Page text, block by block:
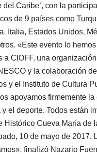
del Caribe’, con la
de 9 países como
Italia, Estados Unidos,
«Este evento lo
a CIOFF, una
y la colaboración
y el Instituto de Cultura
apoyamos firmemente
y el deporte. Todos están
Histórico Cueva María de
10 de mayo de 2017.
finalizó Nazario